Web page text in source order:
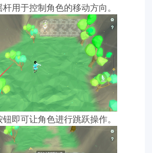
用于控制角色的移动方向。
即可让角色进行跳跃操作。